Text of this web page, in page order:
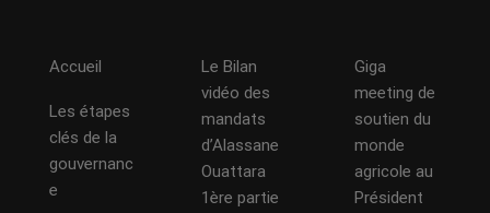
Accueil
Les étapes
clés de la
gouvernanc
e
Le Bilan
vidéo des
mandats
d’Alassane
Ouattara
1ère partie
Giga
meeting de
soutien du
monde
agricole au
Président